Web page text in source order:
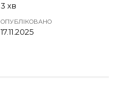
3 хв
ОПУБЛІКОВАНО
17.11.2025